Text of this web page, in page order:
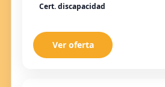
Cert. discapacidad
Ver oferta